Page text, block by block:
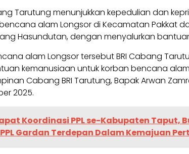
Tarutung menunjukkan kepedulian dan
alam Longsor di Kecamatan Pakkat
Hasundutan, dengan menyalurkan
alam Longsor tersebut BRI Cabang
kemanusiaan untuk korban bencana
Cabang BRI Tarutung, Bapak Arwan
2025.
Koordinasi PPL se-Kabupaten Taput,
Gardan Terdepan Dalam Kemajuan